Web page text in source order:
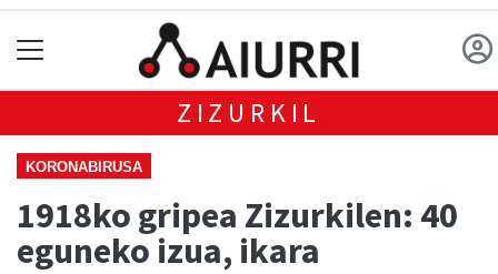
ZIZURKIL
KORONABIRUSA
1918ko gripea Zizurkilen: 40
eguneko izua, ikara